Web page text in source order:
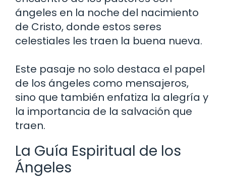
ángeles en la noche del nacimiento
de Cristo, donde estos seres
celestiales les traen la buena nueva.
Este pasaje no solo destaca el papel
de los ángeles como mensajeros,
sino que también enfatiza la alegría y
la importancia de la salvación que
traen.
La Guía Espiritual de los
Ángeles